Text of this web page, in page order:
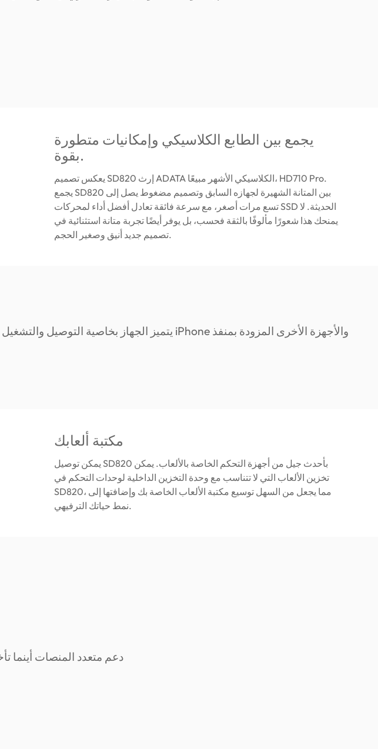
يجمع بين الطابع الكلاسيكي وإمكانيات متطورة
بقوة.
يعكس تصميم SD820 إرث ADATA الكلاسيكي الأشهر مبيعًا، HD710 Pro.
يجمع SD820 بين المتانة الشهيرة لجهازه السابق وتصميم مضغوط يصل إلى
تسع مرات أصغر، مع سرعة فائقة تعادل أفضل أداء لمحركات SSD الحديثة. لا
يمنحك هذا شعورًا مألوفًا بالثقة فحسب، بل يوفر أيضًا تجربة متانة استثنائية في
تصميم جديد أنيق وصغير الحجم.
مكتبة ألعابك
يمكن توصيل SD820 بأحدث جيل من أجهزة التحكم الخاصة بالألعاب. يمكن
تخزين الألعاب التي لا تتناسب مع وحدة التخزين الداخلية لوحدات التحكم في
SD820، مما يجعل من السهل توسيع مكتبة الألعاب الخاصة بك وإضافتها إلى
نمط حياتك الترفيهي.